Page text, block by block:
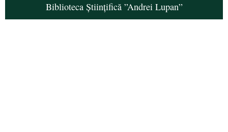
Biblioteca Științifică ”Andrei Lupan”